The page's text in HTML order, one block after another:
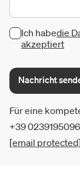
Ich habedie
akzeptiert
Nachricht
Für eine
+39
[email protected]